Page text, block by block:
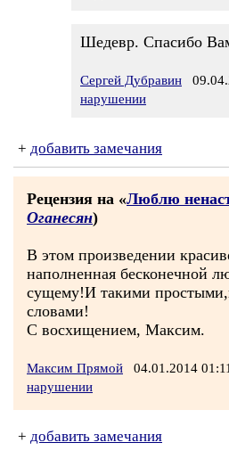
Шедевр. Спасибо
Сергей Дубравин
нарушении
+ добавить замечания
Рецензия на «Люблю
Оганесян)
В этом произведении
наполненная бесконечной
сущему!И такими
словами!
С восхищением, Максим.
Максим Прямой 04.01.2014
нарушении
+ добавить замечания